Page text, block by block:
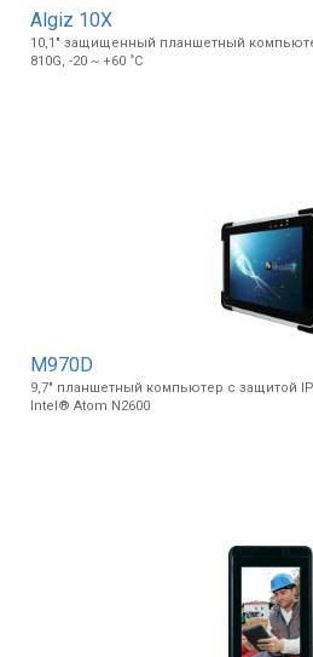
Блог
Algiz 10X
10,1" защищенный планшетный
810G, -20 ~ +60 ˚С
M970D
9,7" планшетный компьютер с защитой
Intel® Atom N2600